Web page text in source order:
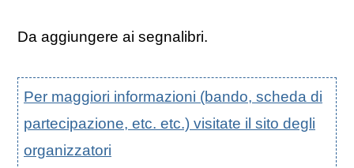
Da aggiungere ai segnalibri.
Per maggiori informazioni (bando, scheda di
partecipazione, etc. etc.) visitate il sito degli
organizzatori